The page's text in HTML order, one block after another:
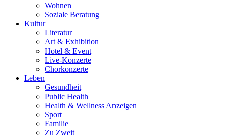
Wohnen
Soziale Beratung
Kultur
Literatur
Art & Exhibition
Hotel & Event
Live-Konzerte
Chorkonzerte
Leben
Gesundheit
Public Health
Health & Wellness Anzeigen
Sport
Familie
Zu Zweit